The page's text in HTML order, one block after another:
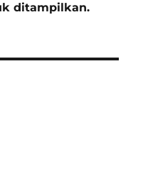
ditampilkan.